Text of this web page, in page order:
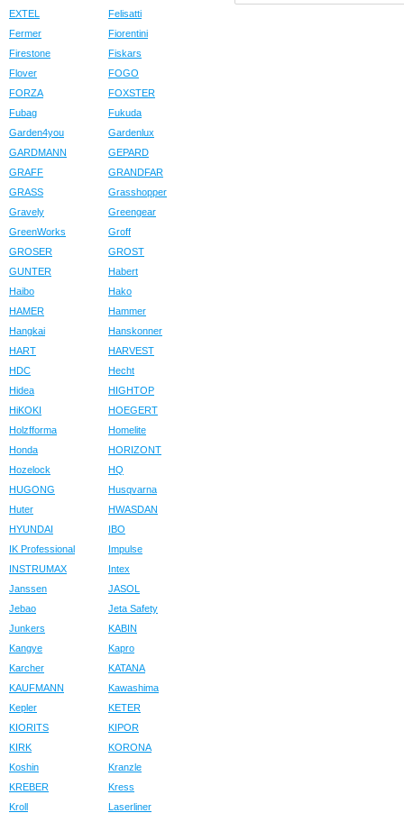
EXTEL
Felisatti
Fermer
Fiorentini
Firestone
Fiskars
Flover
FOGO
FORZA
FOXSTER
Fubag
Fukuda
Garden4you
Gardenlux
GARDMANN
GEPARD
GRAFF
GRANDFAR
GRASS
Grasshopper
Gravely
Greengear
GreenWorks
Groff
GROSER
GROST
GUNTER
Habert
Haibo
Hako
HAMER
Hammer
Hangkai
Hanskonner
HART
HARVEST
HDC
Hecht
Hidea
HIGHTOP
HiKOKI
HOEGERT
Holzfforma
Homelite
Honda
HORIZONT
Hozelock
HQ
HUGONG
Husqvarna
Huter
HWASDAN
HYUNDAI
IBO
IK Professional
Impulse
INSTRUMAX
Intex
Janssen
JASOL
Jebao
Jeta Safety
Junkers
KABIN
Kangye
Kapro
Karcher
KATANA
KAUFMANN
Kawashima
Kepler
KETER
KIORITS
KIPOR
KIRK
KORONA
Koshin
Kranzle
KREBER
Kress
Kroll
Laserliner